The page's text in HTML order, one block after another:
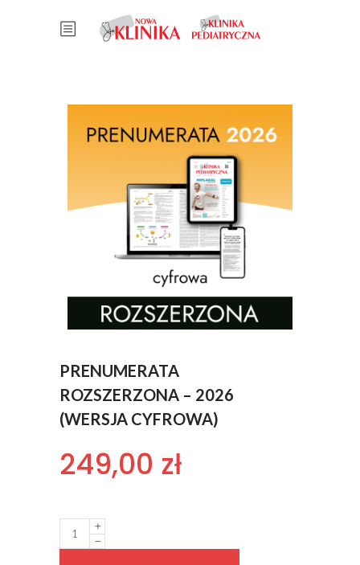
PRENUMERATA
ROZSZERZONA – 2026
(WERSJA CYFROWA)
249,00 zł
Quantity